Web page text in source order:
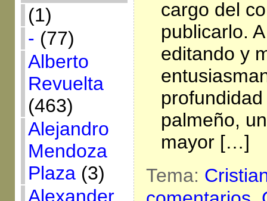
(1)
- (77)
Alberto
Revuelta
(463)
Alejandro
Mendoza
Plaza(3)
Alexander
cargo del
publicarlo.
editando y
palmeño,
mayor […]
Tema: